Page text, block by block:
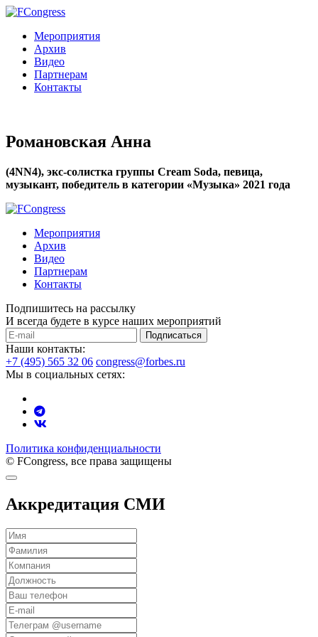
Мероприятия
Архив
Видео
Партнерам
Контакты
Романовская Анна
(4NN4), экс-солистка группы Cream Soda, певица,
музыкант, победитель в категории «Музыка» 2021 года
Мероприятия
Архив
Видео
Партнерам
Контакты
Подпишитесь на рассылку
И всегда будете в курсе наших мероприятий
Подписаться
Наши контакты:
+7 (495) 565 32 06 congress@forbes.ru
Мы в социальных сетях:
Политика конфиденциальности
© FCongress, все права защищены
Аккредитация СМИ